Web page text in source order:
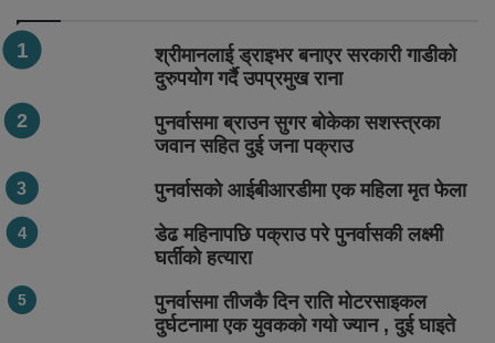
श्रीमानलाई ड्राइभर बनाएर सरकारी गाडीको
दुरुपयोग गर्दै उपप्रमुख राना
पुनर्वासमा ब्राउन सुगर बोकेका सशस्त्रका
जवान सहित दुई जना पक्राउ
पुनर्वासको आईबीआरडीमा एक महिला मृत फेला
डेढ महिनापछि पक्राउ परे पुनर्वासकी लक्ष्मी
घर्तीको हत्यारा
पुनर्वासमा तीजकै दिन राति मोटरसाइकल
दुर्घटनामा एक युवकको गयो ज्यान , दुई घाइते